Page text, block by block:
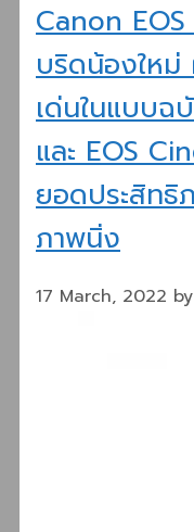
Canon
บริดน้องให
เด่นในแบบฉ
และ EOS
ยอดประสิทธิ
ภาพนิ่ง
17 March, 2022 by